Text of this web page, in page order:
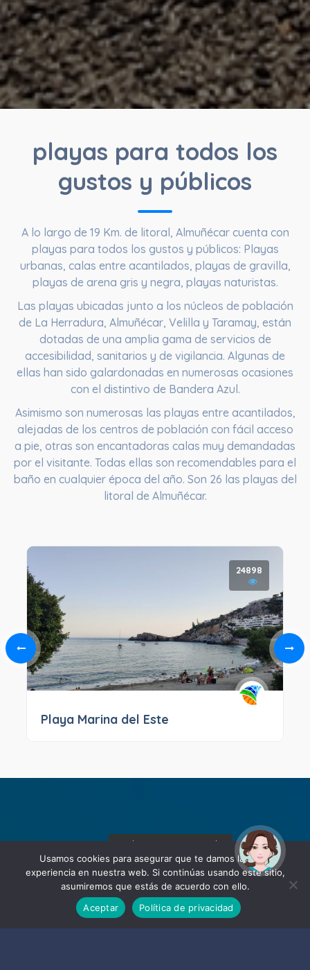
playas para todos los
gustos y públicos
A lo largo de 19 Km. de litoral , Almuñécar cuenta con
playas para todos los gustos y públicos: Playas
urbanas, calas entre acantilados, playas de gravilla,
playas de arena gris y negra, playas naturistas.
Las playas ubicadas junto a los núcleos de población
de La Herradura, Almuñécar, Velilla y Taramay, están
dotadas de una amplia gama de servicios de
accesibilidad, sanitarios y de vigilancia. Algunas de
ellas han sido galardonadas en numerosas ocasiones
con el distintivo de Bandera Azul.
Asimismo son numerosas las playas entre acantilados,
alejadas de los centros de población con fácil acceso
a pie, otras son encantadoras calas muy demandadas
por el visitante. Todas ellas son recomendables para el
baño en cualquier época del año. Son 26 las playas del
litoral de Almuñécar.
24898
Playa Marina del Este
Usamos cookies para asegurar que te damos la mejor
experiencia en nuestra web. Si continúas usando este sitio,
asumiremos que estás de acuerdo con ello.
Aceptar
Política de privacidad
¡Hola! Soy Noy. ¿Puedo
ayudarte?